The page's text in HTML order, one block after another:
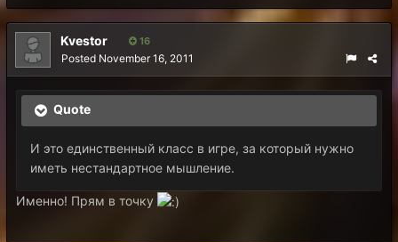
Kvestor 16
Posted November 16, 2011
Quote
И это единственный класс в игре, за который нужно
иметь нестандартное мышление.
Именно! Прям в точку